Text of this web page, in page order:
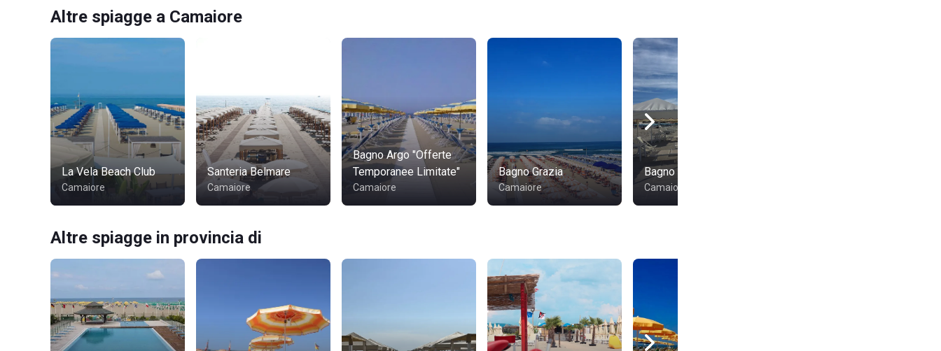
Altre spiagge a Camaiore
La Vela Beach Club
Camaiore
Santeria Belmare
Camaiore
Bagno Argo "Offerte
Temporanee Limitate"
Camaiore
Bagno Grazia
Camaiore
Bagno San Francesco
Camaiore
Altre spiagge in provincia di